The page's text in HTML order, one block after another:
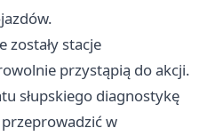
zostały stacje
przystąpią do akcji.
słupskiego diagnostykę
w